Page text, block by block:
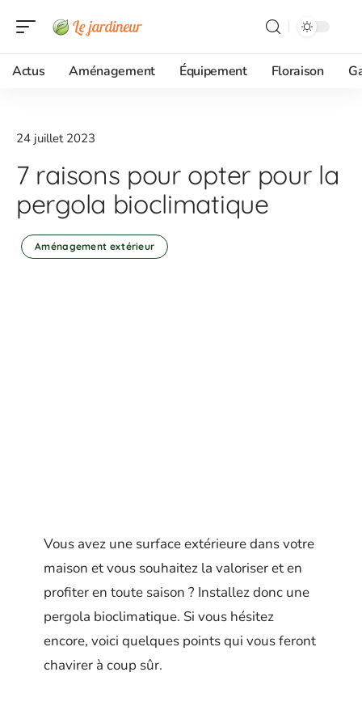
Actus Aménagement Équipement Floraison
24 juillet 2023
7 raisons pour opter pour la
pergola bioclimatique
Aménagement extérieur
Vous avez une surface extérieure dans votre
maison et vous souhaitez la valoriser et en
profiter en toute saison ? Installez donc une
pergola bioclimatique. Si vous hésitez
encore, voici quelques points qui vous feront
chavirer à coup sûr.